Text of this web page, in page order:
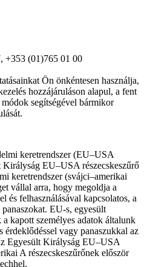
+353 (01)765 01 00
Ön önkéntesen használja,
hozzájáruláson alapul, a fent
segítségével bármikor
keretrendszer (EU–USA
Királyság EU–USA részecskeszűrő
keretrendszer (svájci–amerikai
vállal arra, hogy megoldja a
és felhasználásával kapcsolatos, a
EU-s, egyesült
kapott személyes adatok általunk
érdeklődéssel vagy panaszukkal az
Egyesült Királyság EU–USA
A részecskeszűrőnek először